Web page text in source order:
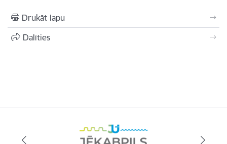
Drukāt lapu
Dalīties